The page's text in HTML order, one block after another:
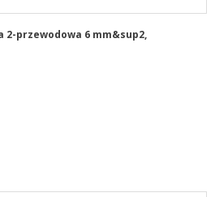
2-przewodowa 6 mm&sup2,